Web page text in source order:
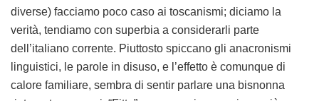
diverse) facciamo poco caso ai toscanismi; diciamo la
verità, tendiamo con superbia a considerarli parte
dell’italiano corrente. Piuttosto spiccano gli anacronismi
linguistici, le parole in disuso, e l’effetto è comunque di
calore familiare, sembra di sentir parlare una bisnonna